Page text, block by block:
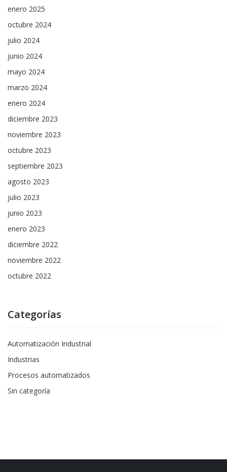
enero 2025
octubre 2024
julio 2024
junio 2024
mayo 2024
marzo 2024
enero 2024
diciembre 2023
noviembre 2023
octubre 2023
septiembre 2023
agosto 2023
julio 2023
junio 2023
enero 2023
diciembre 2022
noviembre 2022
octubre 2022
Categorías
Automatización Industrial
Industrias
Procesos automatizados
Sin categoría